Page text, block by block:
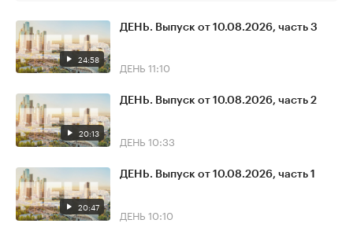
24:58
ДЕНЬ. Выпуск от 10.08.2026, часть 3
ДЕНЬ 11:10
20:13
ДЕНЬ. Выпуск от 10.08.2026, часть 2
ДЕНЬ 10:33
20:47
ДЕНЬ. Выпуск от 10.08.2026, часть 1
ДЕНЬ 10:10